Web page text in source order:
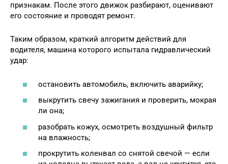
признакам. После этого движок разбирают, оценивают
его состояние и проводят ремонт.
Таким образом, краткий алгоритм действий для
водителя, машина которого испытала гидравлический
удар:
остановить автомобиль, включить аварийку;
выкрутить свечу зажигания и проверить, мокрая
ли она;
разобрать кожух, осмотреть воздушный фильтр
на влажность;
прокрутить коленвал со снятой свечой — если